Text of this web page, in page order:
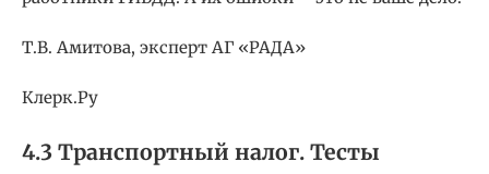
Т.В. Амитова, эксперт АГ «РАДА»
Клерк.Ру
4.3 Транспортный налог. Тесты